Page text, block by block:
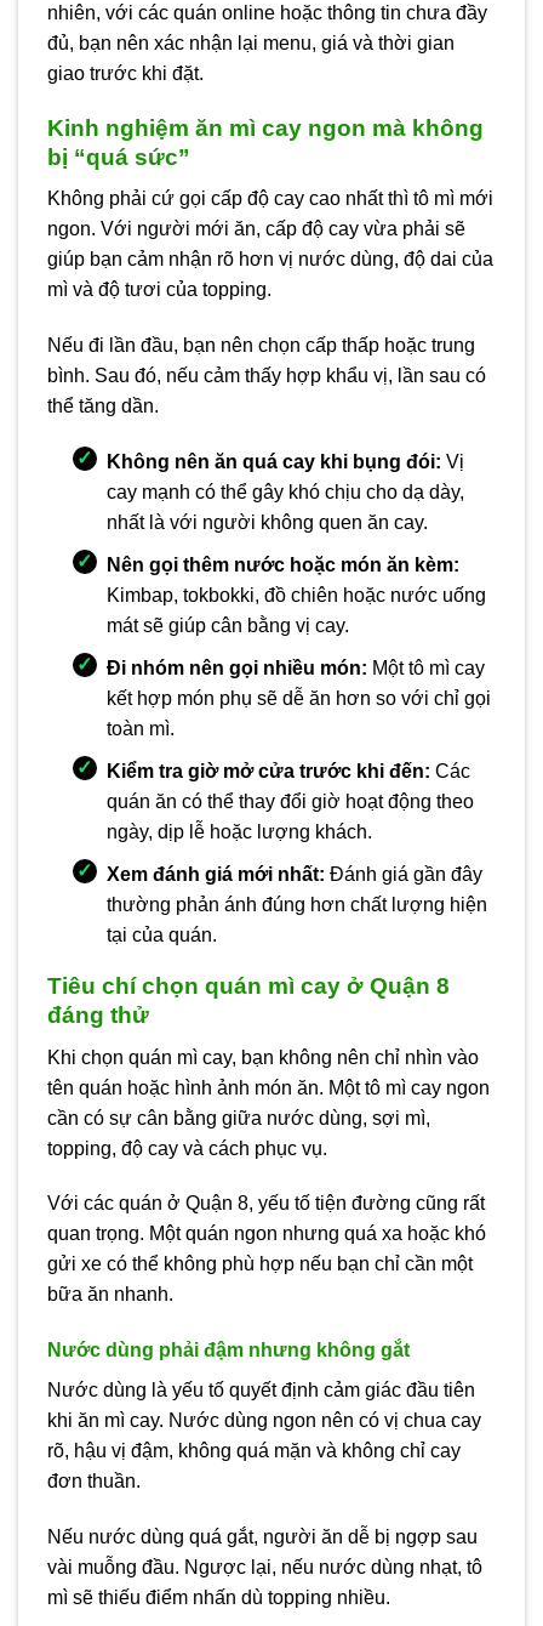
nhiên, với các quán online hoặc thông tin chưa đầy
đủ, bạn nên xác nhận lại menu, giá và thời gian
giao trước khi đặt.
Kinh nghiệm ăn mì cay ngon mà không
bị “quá sức”
Không phải cứ gọi cấp độ cay cao nhất thì tô mì mới
ngon. Với người mới ăn, cấp độ cay vừa phải sẽ
giúp bạn cảm nhận rõ hơn vị nước dùng, độ dai của
mì và độ tươi của topping.
Nếu đi lần đầu, bạn nên chọn cấp thấp hoặc trung
bình. Sau đó, nếu cảm thấy hợp khẩu vị, lần sau có
thể tăng dần.
Không nên ăn quá cay khi bụng đói: Vị
cay mạnh có thể gây khó chịu cho dạ dày,
nhất là với người không quen ăn cay.
Nên gọi thêm nước hoặc món ăn kèm:
Kimbap, tokbokki, đồ chiên hoặc nước uống
mát sẽ giúp cân bằng vị cay.
Đi nhóm nên gọi nhiều món: Một tô mì cay
kết hợp món phụ sẽ dễ ăn hơn so với chỉ gọi
toàn mì.
Kiểm tra giờ mở cửa trước khi đến: Các
quán ăn có thể thay đổi giờ hoạt động theo
ngày, dịp lễ hoặc lượng khách.
Xem đánh giá mới nhất: Đánh giá gần đây
thường phản ánh đúng hơn chất lượng hiện
tại của quán.
Tiêu chí chọn quán mì cay ở Quận 8
đáng thử
Khi chọn quán mì cay, bạn không nên chỉ nhìn vào
tên quán hoặc hình ảnh món ăn. Một tô mì cay ngon
cần có sự cân bằng giữa nước dùng, sợi mì,
topping, độ cay và cách phục vụ.
Với các quán ở Quận 8, yếu tố tiện đường cũng rất
quan trọng. Một quán ngon nhưng quá xa hoặc khó
gửi xe có thể không phù hợp nếu bạn chỉ cần một
bữa ăn nhanh.
Nước dùng phải đậm nhưng không gắt
Nước dùng là yếu tố quyết định cảm giác đầu tiên
khi ăn mì cay. Nước dùng ngon nên có vị chua cay
rõ, hậu vị đậm, không quá mặn và không chỉ cay
đơn thuần.
Nếu nước dùng quá gắt, người ăn dễ bị ngợp sau
vài muỗng đầu. Ngược lại, nếu nước dùng nhạt, tô
mì sẽ thiếu điểm nhấn dù topping nhiều.